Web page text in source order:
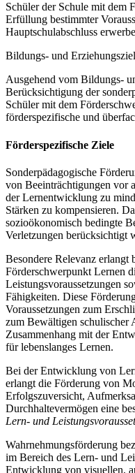
Schüler der Schule mit dem
Erfüllung bestimmter
Hauptschulabschluss
Bildungs- und
Ausgehend vom Bildungs-
Berücksichtigung der
Schüler mit dem
förderspezifische und
Förderspezifische Ziele
Sonderpädagogische
von Beeinträchtigungen vor
der Lernentwicklung zu
Stärken zu kompensieren.
sozioökonomisch bedingte
Verletzungen berücksichtigt
Besondere Relevanz erlangt
Förderschwerpunkt Lernen
Leistungsvoraussetzungen
Fähigkeiten. Diese
Voraussetzungen zum
zum Bewältigen schulischer
Zusammenhang mit der
für lebenslanges Lernen.
Bei der Entwicklung von
erlangt die Förderung von
Erfolgszuversicht,
Durchhaltevermögen eine
Lern- und
Wahrnehmungsförderung
im Bereich des Lern- und
Entwicklung von visuellen,